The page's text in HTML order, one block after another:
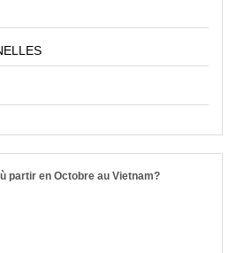
partir en Octobre au Vietnam?